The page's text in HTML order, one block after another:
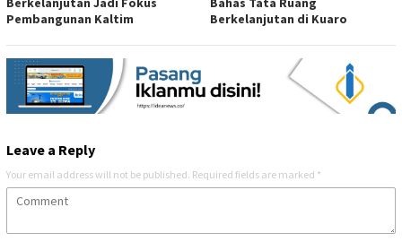
Pembangunan Kaltim
Berkelanjutan di Kuaro
Leave a Reply
Your email address will not be published. Required fields are marked *